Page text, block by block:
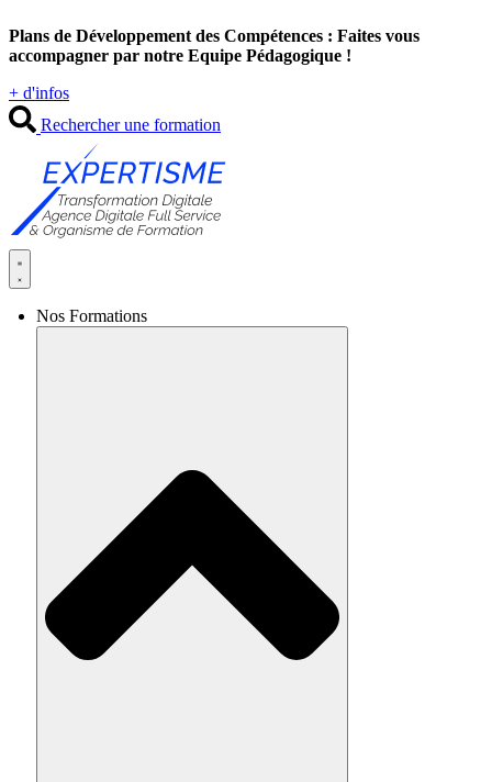
au
contenu
Plans de Développement des Compétences : Faites vous
accompagner par notre Equipe Pédagogique !
+ d'infos
Rechercher une formation
Nos Formations